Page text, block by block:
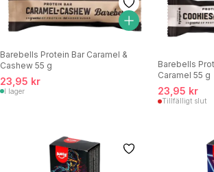
Barebells Protein Bar Caramel &
Cashew 55 g
23,95 kr
I lager
Barebells
Caramel 55 g
23,95 kr
Tillfälligt slut